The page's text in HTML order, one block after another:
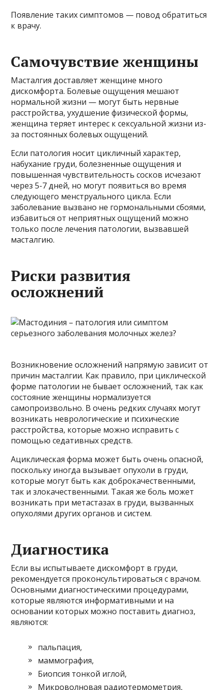
Появление таких симптомов — повод обратиться
к врачу.
Самочувствие женщины
Масталгия доставляет женщине много
дискомфорта. Болевые ощущения мешают
нормальной жизни — могут быть нервные
расстройства, ухудшение физической формы,
женщина теряет интерес к сексуальной жизни из-
за постоянных болевых ощущений.
Если патология носит цикличный характер,
набухание груди, болезненные ощущения и
повышенная чувствительность сосков исчезают
через 5-7 дней, но могут появиться во время
следующего менструального цикла. Если
заболевание вызвано не гормональными сбоями,
избавиться от неприятных ощущений можно
только после лечения патологии, вызвавшей
масталгию.
Риски развития
осложнений
Возникновение осложнений напрямую зависит от
причин масталгии. Как правило, при циклической
форме патологии не бывает осложнений, так как
состояние женщины нормализуется
самопроизвольно. В очень редких случаях могут
возникать неврологические и психические
расстройства, которые можно исправить с
помощью седативных средств.
Ациклическая форма может быть очень опасной,
поскольку иногда вызывает опухоли в груди,
которые могут быть как доброкачественными,
так и злокачественными. Такая же боль может
возникать при метастазах в груди, вызванных
опухолями других органов и систем.
Диагностика
Если вы испытываете дискомфорт в груди,
рекомендуется проконсультироваться с врачом.
Основными диагностическими процедурами,
которые являются информативными и на
основании которых можно поставить диагноз,
являются:
пальпация,
маммография,
Биопсия тонкой иглой,
Микроволновая радиотермометрия,